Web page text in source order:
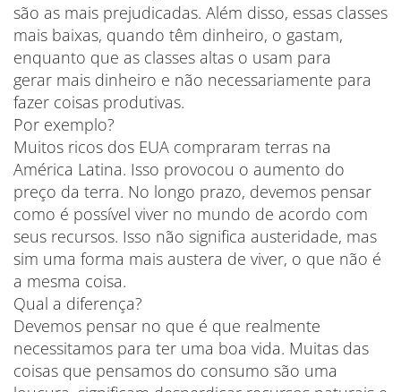
são as mais prejudicadas. Além disso, essas classes
mais baixas, quando têm dinheiro, o gastam,
enquanto que as classes altas o usam para
gerar mais dinheiro e não necessariamente para
fazer coisas produtivas.
Por exemplo?
Muitos ricos dos EUA compraram terras na
América Latina. Isso provocou o aumento do
preço da terra. No longo prazo, devemos pensar
como é possível viver no mundo de acordo com
seus recursos. Isso não significa austeridade, mas
sim uma forma mais austera de viver, o que não é
a mesma coisa.
Qual a diferença?
Devemos pensar no que é que realmente
necessitamos para ter uma boa vida. Muitas das
coisas que pensamos do consumo são uma